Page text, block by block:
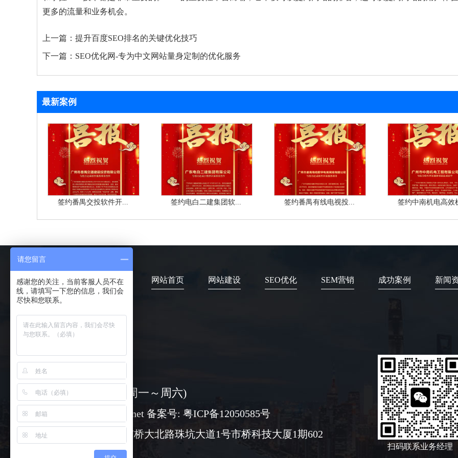
更多的流量和业务机会。
上一篇： 提升百度SEO排名的关键优化技巧
下一篇： SEO优化网-专为中文网站量身定制的优化服务
最新案例
签约番禺交投软件开... 签约电白二建集团软... 签约番禺有线电视投... 签约中南机电高效
网站首页 网站建设 SEO优化 SEM营销 成功案例 新闻
08:30-18:00 ( 周一～周六)
www@chuangli.net 备案号: 粤ICP备12050585号
广州市番禺区市桥大北路珠坑大道1号市桥科技大厦1期602
扫码联系业务经理
请您留言
感谢您的关注，当前客服人员不在
线，请填写一下您的信息，我们会
尽快和您联系。